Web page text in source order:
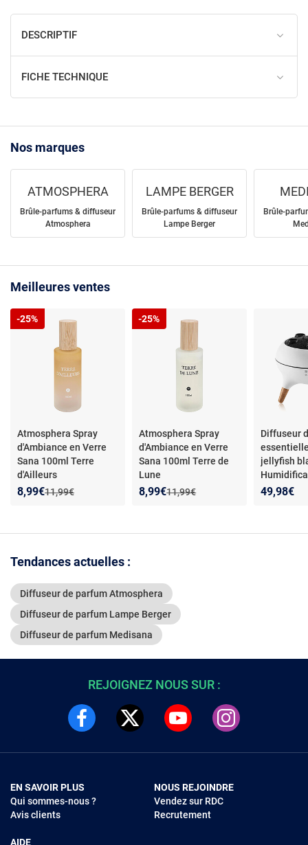
DESCRIPTIF
FICHE TECHNIQUE
Nos marques
ATMOSPHERA
Brûle-parfums & diffuseur
Atmosphera
LAMPE BERGER
Brûle-parfums & diffuseur
Lampe Berger
Brûle-
Meilleures ventes
Atmosphera Spray
d'Ambiance en Verre
Sana 100ml Terre
d'Ailleurs
Ancien prix :
11,99€
Nouveau prix :
8,99€
Réduction de :
-25%
Atmosphera Spray
d'Ambiance en Verre
Sana 100ml Terre de
Lune
Ancien prix :
11,99€
Nouveau prix :
8,99€
Réduction de :
-25%
Diffuseur
jellyfish
ultrasons
49,98€
Tendances actuelles :
Diffuseur de parfum Atmosphera
Diffuseur de parfum Lampe Berger
Diffuseur de parfum Medisana
REJOIGNEZ NOUS SUR :
EN SAVOIR PLUS
Qui sommes-nous ?
Avis clients
AIDE
NOUS REJOINDRE
Vendez sur RDC
Recrutement